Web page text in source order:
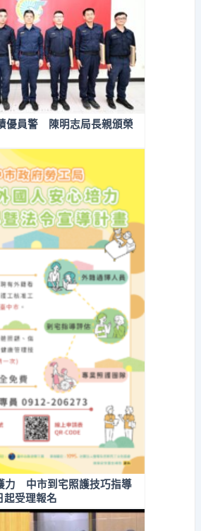
優員警 陳明志局長親頒榮
力 中市到宅照護技巧指導
起受理報名